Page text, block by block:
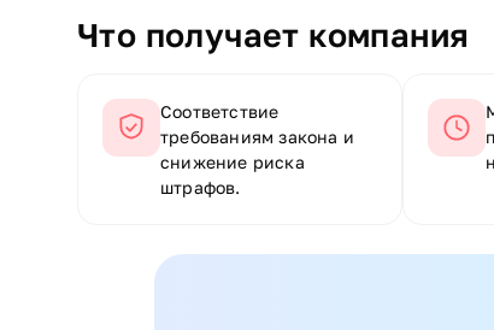
Что получает компания
Соответствие
требованиям закона и
снижение риска
штрафов.